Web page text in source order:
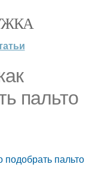
пальто
подобрать пальто